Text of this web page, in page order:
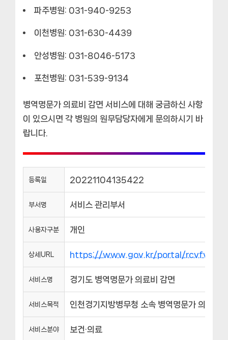
파주병원: 031-940-9253
이천병원: 031-630-4439
안성병원: 031-8046-5173
포천병원: 031-539-9134
병역명문가 의료비 감면 서비스에 대해 궁금하신 사항
이 있으시면 각 병원의 원무담당자에게 문의하시기 바
랍니다.
등록일 20221104135422
부서명 서비스 관리부서
사용자구분 개인
상세URL https://www.gov.kr/portal/
서비스명 경기도 병역명문가 의료비 감면
서비스목적 인천경기지방병무청 소속 병역명문가 의료
서비스분야 보건·의료